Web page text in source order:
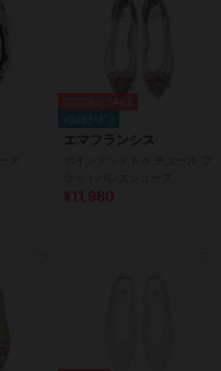
レオパード柄
ドトゥ
¥888ｸｰﾎﾟﾝ
エマフランシス
¥11,980